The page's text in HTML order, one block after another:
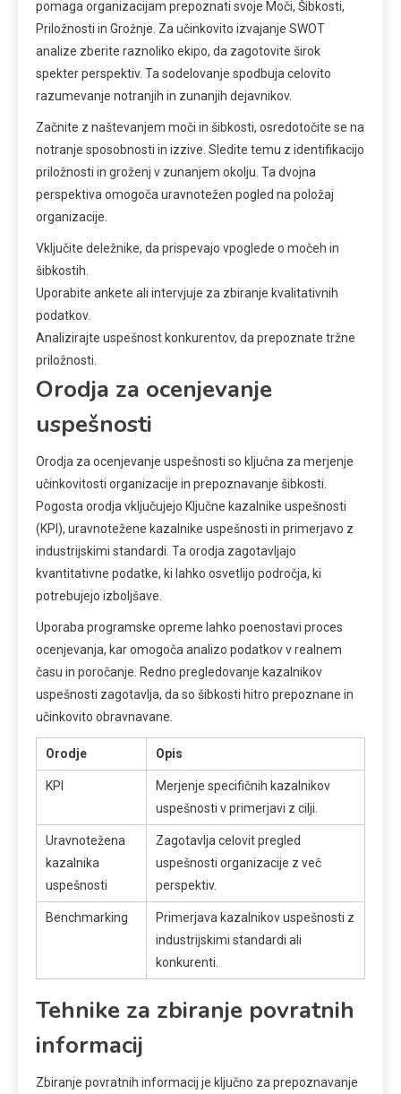
pomaga organizacijam prepoznati svoje Moči, Šibkosti,
Priložnosti in Grožnje. Za učinkovito izvajanje SWOT
analize zberite raznoliko ekipo, da zagotovite širok
spekter perspektiv. Ta sodelovanje spodbuja celovito
razumevanje notranjih in zunanjih dejavnikov.
Začnite z naštevanjem moči in šibkosti, osredotočite se na
notranje sposobnosti in izzive. Sledite temu z identifikacijo
priložnosti in groženj v zunanjem okolju. Ta dvojna
perspektiva omogoča uravnotežen pogled na položaj
organizacije.
Vključite deležnike, da prispevajo vpoglede o močeh in
šibkostih.
Uporabite ankete ali intervjuje za zbiranje kvalitativnih
podatkov.
Analizirajte uspešnost konkurentov, da prepoznate tržne
priložnosti.
Orodja za ocenjevanje
uspešnosti
Orodja za ocenjevanje uspešnosti so ključna za merjenje
učinkovitosti organizacije in prepoznavanje šibkosti.
Pogosta orodja vključujejo Ključne kazalnike uspešnosti
(KPI), uravnotežene kazalnike uspešnosti in primerjavo z
industrijskimi standardi. Ta orodja zagotavljajo
kvantitativne podatke, ki lahko osvetlijo področja, ki
potrebujejo izboljšave.
Uporaba programske opreme lahko poenostavi proces
ocenjevanja, kar omogoča analizo podatkov v realnem
času in poročanje. Redno pregledovanje kazalnikov
uspešnosti zagotavlja, da so šibkosti hitro prepoznane in
učinkovito obravnavane.
Orodje Opis
KPI
Merjenje specifičnih kazalnikov
uspešnosti v primerjavi z cilji.
Uravnotežena
kazalnika
uspešnosti
Zagotavlja celovit pregled
uspešnosti organizacije z več
perspektiv.
Benchmarking
Primerjava kazalnikov uspešnosti z
industrijskimi standardi ali
konkurenti.
Tehnike za zbiranje povratnih
informacij
Zbiranje povratnih informacij je ključno za prepoznavanje